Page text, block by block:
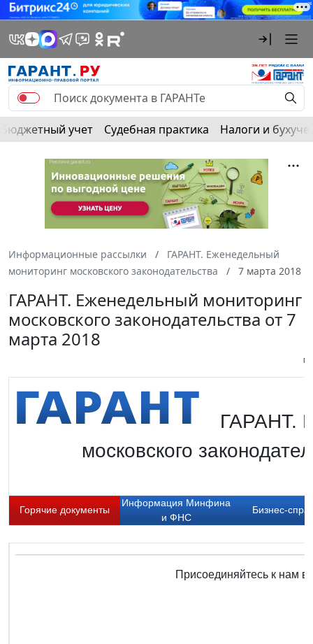
Бюджетный учет Судебная практика Налоги и
Информационные рассылки
ГАРАНТ. Еженедельный
мониторинг московского законодательства
7 марта 2018
ГАРАНТ. Еженедельный мониторинг
московского законодательства от 7
марта 2018
ГАРАНТ.
московского
Горячие документы
Информация Минфина
и ФНС
Бизнес-
Присоединяйтесь к нам в: